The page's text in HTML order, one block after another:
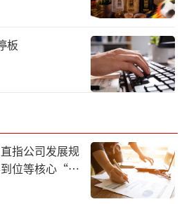
现“全球卖菜”愿景。在门
，钱大妈如何推进门店焕
将继续推进等问题值得持
减扩张变收缩
2012年，凭借“不卖隔夜
知名度，从2013年开出第
板
指公司发展规
位等核心“痛